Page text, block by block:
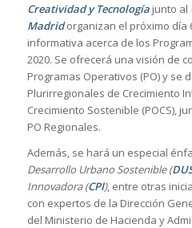
Creatividad y Tecnología junto al
Madridorganizan el próximo día
informativa acerca de los
2020. Se ofrecerá una visión de
Programas Operativos (PO) y se
Plurirregionales de Crecimiento
Crecimiento Sostenible (POCS),
PO Regionales.
Además, se hará un especial
Desarrollo Urbano Sostenible (
Innovadora (CPI), entre otras
con expertos de la Dirección
del Ministerio de Hacienda y